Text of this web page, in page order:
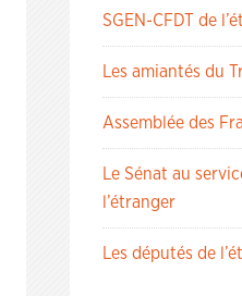
SGEN-CFDT de
Les amiantés du
Assemblée des
Le Sénat au
l’étranger
Les députés de